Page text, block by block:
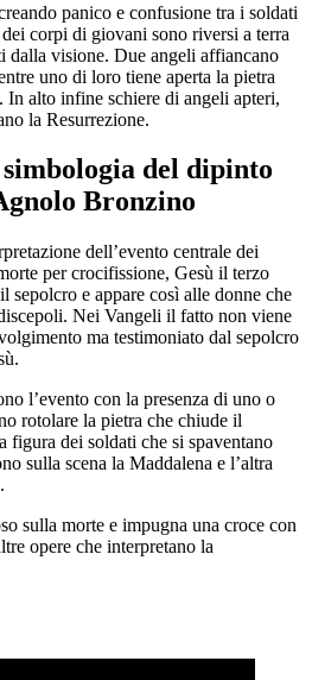
panico e confusione tra i soldati
corpi di giovani sono riversi a terra
dalla visione. Due angeli affiancano
uno di loro tiene aperta la pietra
In alto infine schiere di angeli apteri,
la Resurrezione.
del dipinto
Bronzino
dell’evento centrale dei
per crocifissione, Gesù il terzo
sepolcro e appare così alle donne che
Nei Vangeli il fatto non viene
ma testimoniato dal sepolcro
l’evento con la presenza di uno o
rotolare la pietra che chiude il
figura dei soldati che si spaventano
sulla scena la Maddalena e l’altra
sulla morte e impugna una croce con
opere che interpretano la